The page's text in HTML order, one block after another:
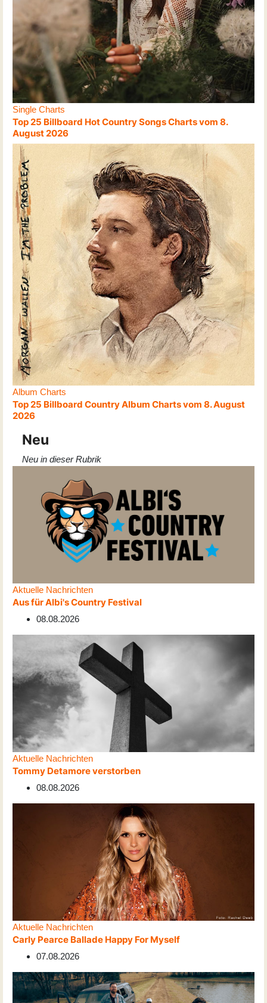
Single Charts
Top 25 Billboard Hot Country Songs Charts vom 8.
August 2026
Album Charts
Top 25 Billboard Country Album Charts vom 8. August
2026
Neu
Neu in dieser Rubrik
Aktuelle Nachrichten
Aus für Albi's Country Festival
08.08.2026
Aktuelle Nachrichten
Tommy Detamore verstorben
08.08.2026
Aktuelle Nachrichten
Carly Pearce Ballade Happy For Myself
07.08.2026